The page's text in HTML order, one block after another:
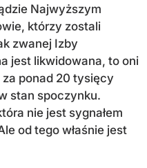
Najwyższym
którzy zostali
zwanej Izby
jest likwidowana, to oni
ponad 20 tysięcy
stan spoczynku.
nie jest sygnałem
od tego właśnie jest